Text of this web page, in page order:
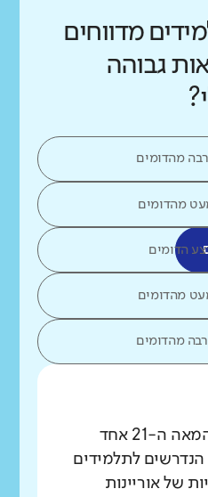
מדווחים
גבוהה
מהדומים
מהדומים
הדומים
מהדומים
מהדומים
בעידן הדיגיטלי של המאה ה-21 אחד
לתלמידים
של אוריינות